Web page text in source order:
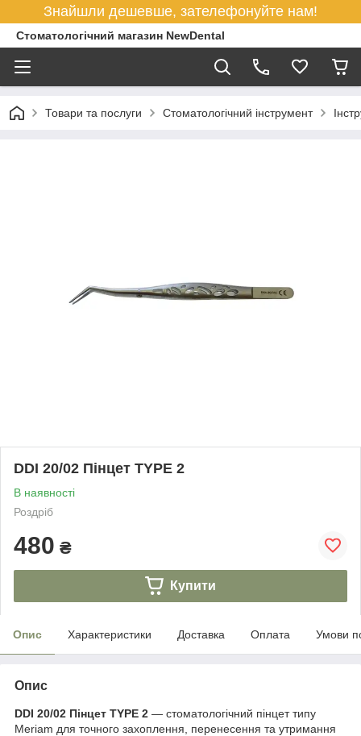
Знайшли дешевше, зателефонуйте нам!
Стоматологічний магазин NewDental
Товари та послуги Стоматологічний інструмент
DDI 20/02 Пінцет TYPE 2
В наявності
Роздріб
480 ₴
Купити
Опис Характеристики Доставка Оплата Умови
Опис
DDI 20/02 Пінцет TYPE 2 — стоматологічний пінцет типу
Meriam для точного захоплення, перенесення та утримання